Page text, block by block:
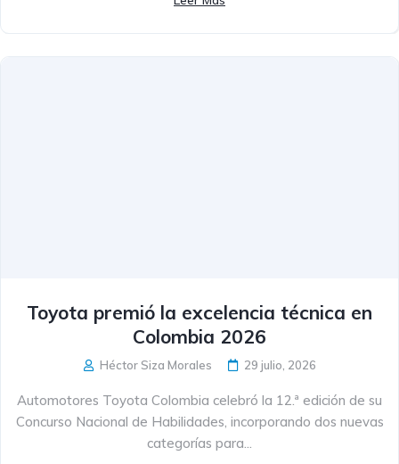
Toyota premió la excelencia técnica en
Colombia 2026
Héctor Siza Morales 29 julio, 2026
Automotores Toyota Colombia celebró la 12.ª edición de su
Concurso Nacional de Habilidades, incorporando dos nuevas
categorías para...